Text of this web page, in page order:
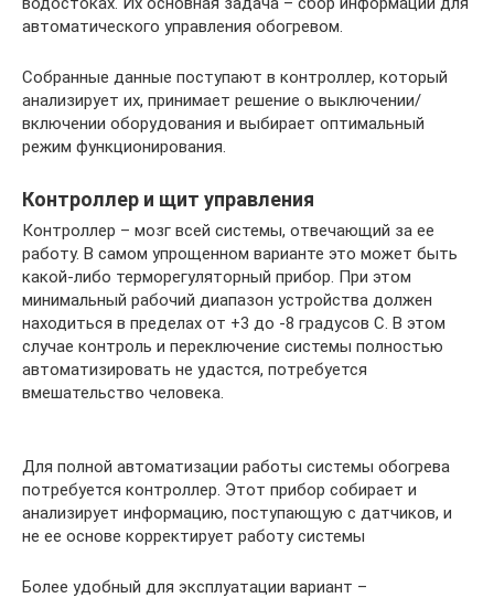
автоматического управления обогревом.
Собранные данные поступают в контроллер, который
анализирует их, принимает решение о выключении/
включении оборудования и выбирает оптимальный
режим функционирования.
Контроллер и щит управления
Контроллер – мозг всей системы, отвечающий за ее
работу. В самом упрощенном варианте это может быть
какой-либо терморегуляторный прибор. При этом
минимальный рабочий диапазон устройства должен
находиться в пределах от +3 до -8 градусов С. В этом
случае контроль и переключение системы полностью
автоматизировать не удастся, потребуется
вмешательство человека.
Для полной автоматизации работы системы обогрева
потребуется контроллер. Этот прибор собирает и
анализирует информацию, поступающую с датчиков, и
не ее основе корректирует работу системы
Более удобный для эксплуатации вариант –